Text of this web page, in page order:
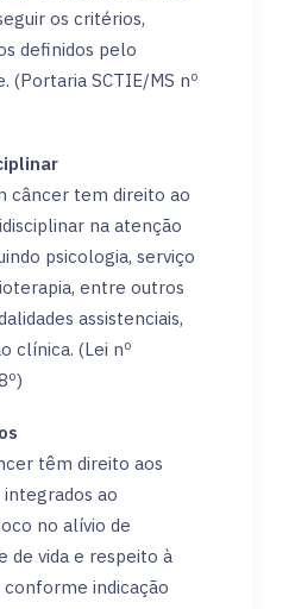
os critérios,
definidos pelo
(Portaria SCTIE/MS nº
câncer tem direito ao
na atenção
psicologia, serviço
entre outros
assistenciais,
clínica. (Lei nº
têm direito aos
integrados ao
no alívio de
de vida e respeito à
conforme indicação